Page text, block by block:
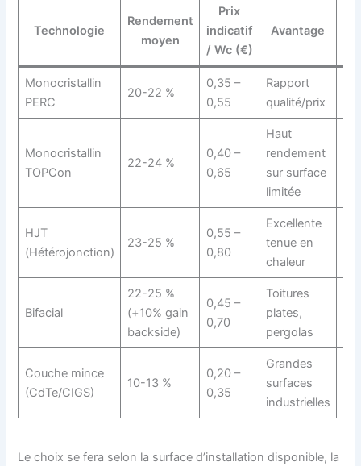
Technologie
Rendement
moyen
Prix
indicatif
/ Wc (€)
Avantage
Monocristallin
PERC
20-22 %
0,35 –
0,55
Rapport
qualité/prix
Monocristallin
TOPCon
22-24 %
0,40 –
0,65
Haut
rendement
sur surface
limitée
HJT
(Hétérojonction)
23-25 %
0,55 –
0,80
Excellente
tenue en
chaleur
Bifacial
22-25 %
(+10% gain
backside)
0,45 –
0,70
Toitures
plates,
pergolas
Couche mince
(CdTe/CIGS)
10-13 %
0,20 –
0,35
Grandes
surfaces
industrielles
Le choix se fera selon la surface d’installation disponible, la